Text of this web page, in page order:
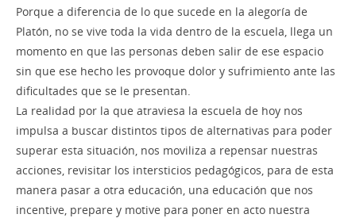
Porque a diferencia de lo que sucede en la alegoría de
Platón, no se vive toda la vida dentro de la escuela, llega un
momento en que las personas deben salir de ese espacio
sin que ese hecho les provoque dolor y sufrimiento ante las
dificultades que se le presentan.
La realidad por la que atraviesa la escuela de hoy nos
impulsa a buscar distintos tipos de alternativas para poder
superar esta situación, nos moviliza a repensar nuestras
acciones, revisitar los intersticios pedagógicos, para de esta
manera pasar a otra educación, una educación que nos
incentive, prepare y motive para poner en acto nuestra